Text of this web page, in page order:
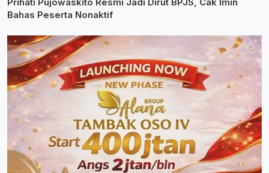
Bahas Peserta Nonaktif